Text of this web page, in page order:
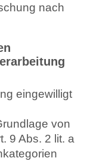
nach
eingewilligt
von
9 Abs. 2 lit. a